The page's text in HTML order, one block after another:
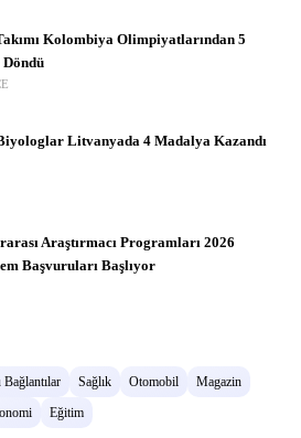
Kolombiya Olimpiyatlarından 5
Litvanyada 4 Madalya Kazandı
Araştırmacı Programları 2026
Başvuruları Başlıyor
Sağlık Otomobil
Magazin
Eğitim